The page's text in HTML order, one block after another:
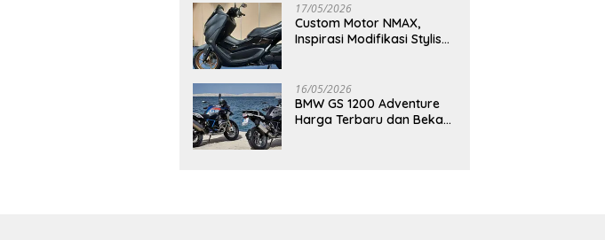
17/05/2026
Custom Motor NMAX,
Inspirasi Modifikasi Stylish
16/05/2026
BMW GS 1200 Adventure
Harga Terbaru dan Bekas,